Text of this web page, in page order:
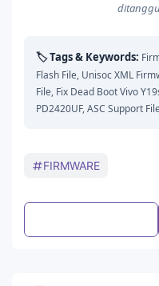
🏷️ Tags & Keywords:
Flash File, Unisoc XML
File, Fix Dead Boot Vivo
PD2420UF, ASC Support
FIRMWARE